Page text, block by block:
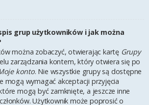
grup użytkowników i jak można
można zobaczyć, otwierając kartę Grupy
zarządzania kontem, który otwiera się po
konto. Nie wszystkie grupy są dostępne
mogą wymagać akceptacji przyjęcia
mogą być zamknięte, a jeszcze inne
Użytkownik może poprosić o